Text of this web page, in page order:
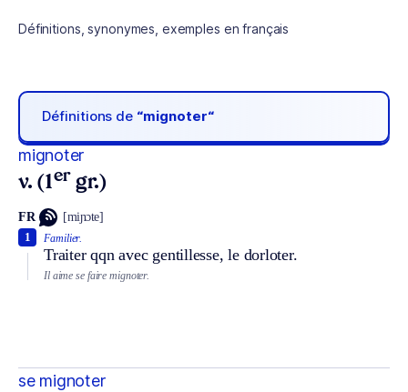
Définitions, synonymes, exemples en français
Définitions de “mignoter“
mignoter
v. (1er gr.)
FR [miɲɔte]
Familier.
Traiter qqn avec gentillesse, le dorloter.
1
Il aime se faire mignoter.
se mignoter